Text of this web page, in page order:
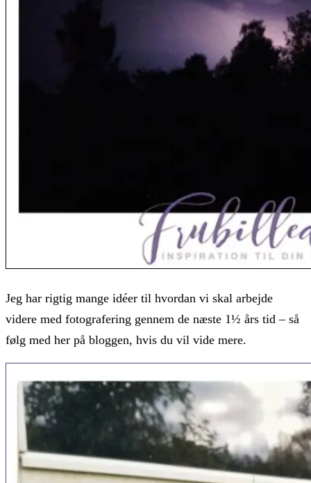
Jeg har rigtig mange idéer til hvordan vi skal arbejde
videre med fotografering gennem de næste 1½ års tid – så
følg med her på bloggen, hvis du vil vide mere.